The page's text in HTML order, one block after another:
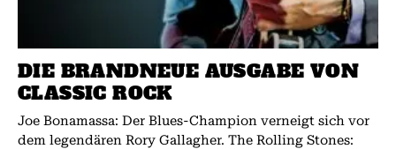
DIE BRANDNEUE AUSGABE VON
CLASSIC ROCK
Joe Bonamassa: Der Blues-Champion verneigt sich vor
dem legendären Rory Gallagher. The Rolling Stones: